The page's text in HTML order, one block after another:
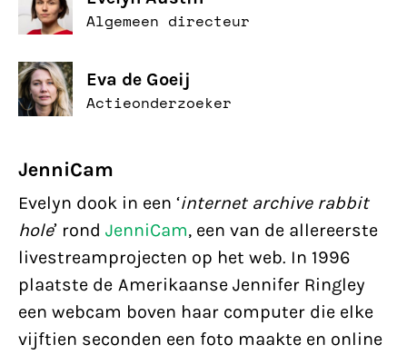
Algemeen directeur
Eva de Goeij
Actieonderzoeker
JenniCam
Evelyn dook in een ‘internet archive rabbit
hole’ rond JenniCam, een van de allereerste
livestreamprojecten op het web. In 1996
plaatste de Amerikaanse Jennifer Ringley
een webcam boven haar computer die elke
vijftien seconden een foto maakte en online